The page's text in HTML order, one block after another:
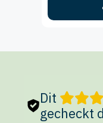
Dit
gecheckt